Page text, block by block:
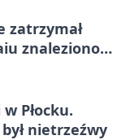
zatrzymał
znaleziono
Płocku.
nietrzeźwy